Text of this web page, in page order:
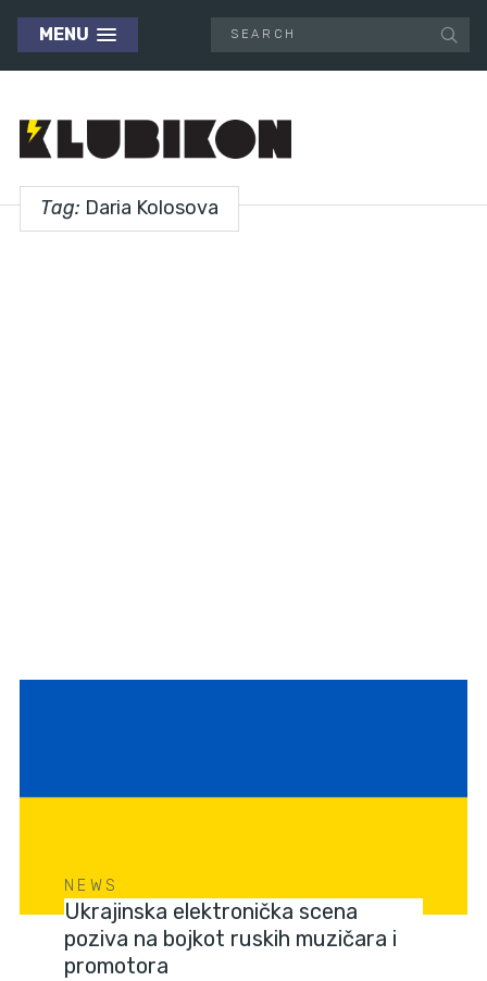
MENU
Tag: Daria Kolosova
NEWS
Ukrajinska elektronička scena
poziva na bojkot ruskih muzičara i
promotora